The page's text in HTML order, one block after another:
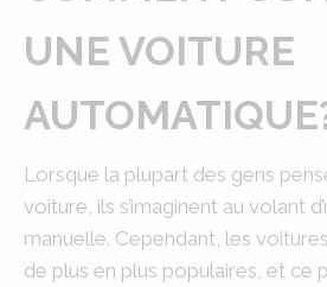
UNE VOITURE
Lorsque la plupart des gens
voiture, ils s’imaginent au volant
manuelle. Cependant, les
de plus en plus populaires, et ce